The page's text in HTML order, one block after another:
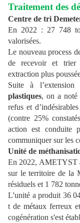
Traitement des
Centre de tri
En 2022 : 27 748
valorisées.
Le nouveau process
de recevoir et trier
extraction plus
Suite à l’extension
plastiques, on a noté
refus et
(contre 25%
action est conduite
communiquer sur les
Unité de
En 2022, AMETYST
sur le territoire de la
résiduels et 1 782
L'unité a produit 36
t de métaux ferreux
cogénération s'est